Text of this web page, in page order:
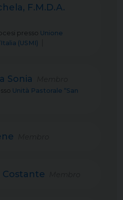
F.M.D.A.
presso Unione
(USMI)
Sonia
Unità Pastorale “San
Costante